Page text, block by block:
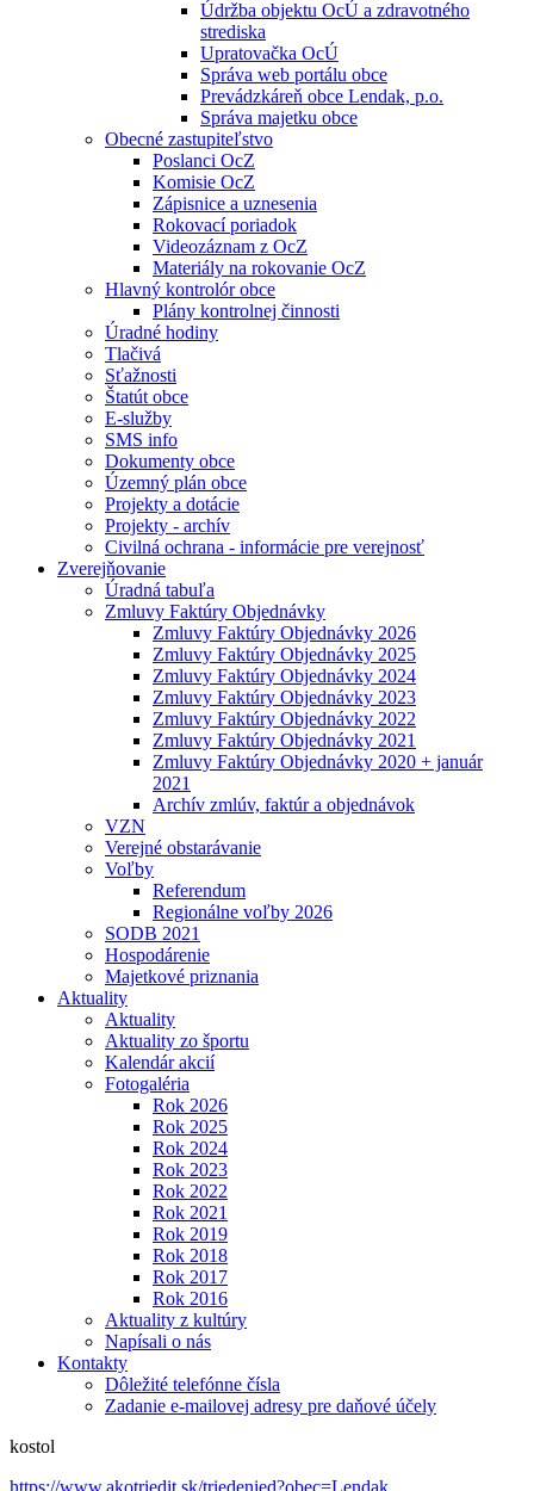
Údržba objektu OcÚ a zdravotného
strediska
Upratovačka OcÚ
Správa web portálu obce
Prevádzkáreň obce Lendak, p.o.
Správa majetku obce
Obecné zastupiteľstvo
Poslanci OcZ
Komisie OcZ
Zápisnice a uznesenia
Rokovací poriadok
Videozáznam z OcZ
Materiály na rokovanie OcZ
Hlavný kontrolór obce
Plány kontrolnej činnosti
Úradné hodiny
Tlačivá
Sťažnosti
Štatút obce
E-služby
SMS info
Dokumenty obce
Územný plán obce
Projekty a dotácie
Projekty - archív
Civilná ochrana - informácie pre verejnosť
Zverejňovanie
Úradná tabuľa
Zmluvy Faktúry Objednávky
Zmluvy Faktúry Objednávky 2026
Zmluvy Faktúry Objednávky 2025
Zmluvy Faktúry Objednávky 2024
Zmluvy Faktúry Objednávky 2023
Zmluvy Faktúry Objednávky 2022
Zmluvy Faktúry Objednávky 2021
Zmluvy Faktúry Objednávky 2020 + január
2021
Archív zmlúv, faktúr a objednávok
VZN
Verejné obstarávanie
Voľby
Referendum
Regionálne voľby 2026
SODB 2021
Hospodárenie
Majetkové priznania
Aktuality
Aktuality
Aktuality zo športu
Kalendár akcií
Fotogaléria
Rok 2026
Rok 2025
Rok 2024
Rok 2023
Rok 2022
Rok 2021
Rok 2019
Rok 2018
Rok 2017
Rok 2016
Aktuality z kultúry
Napísali o nás
Kontakty
Dôležité telefónne čísla
Zadanie e-mailovej adresy pre daňové účely
kostol
https://www.akotriedit.sk/triedenied?obec=Lendak